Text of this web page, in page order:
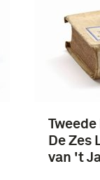
De Zes
van 't